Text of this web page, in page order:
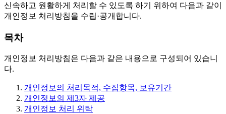
신속하고 원활하게 처리할 수 있도록 하기 위하여 다음과 같이
개인정보 처리방침을 수립·공개합니다.
목차
개인정보 처리방침은 다음과 같은 내용으로 구성되어 있습니
다.
개인정보의 처리목적, 수집항목, 보유기간
개인정보의 제3자 제공
개인정보 처리 위탁